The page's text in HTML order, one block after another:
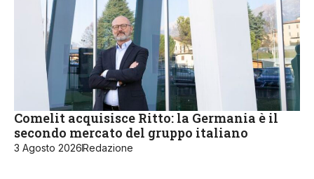
Comelit acquisisce Ritto: la Germania è il
secondo mercato del gruppo italiano
3 Agosto 2026Redazione